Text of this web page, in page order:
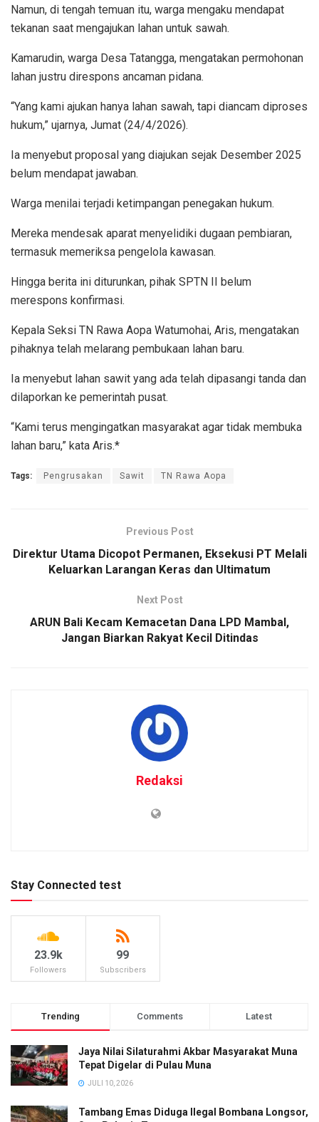
Namun, di tengah temuan itu, warga mengaku mendapat
tekanan saat mengajukan lahan untuk sawah.
Kamarudin, warga Desa Tatangga, mengatakan permohonan
lahan justru direspons ancaman pidana.
“Yang kami ajukan hanya lahan sawah, tapi diancam diproses
hukum,” ujarnya, Jumat (24/4/2026).
Ia menyebut proposal yang diajukan sejak Desember 2025
belum mendapat jawaban.
Warga menilai terjadi ketimpangan penegakan hukum.
Mereka mendesak aparat menyelidiki dugaan pembiaran,
termasuk memeriksa pengelola kawasan.
Hingga berita ini diturunkan, pihak SPTN II belum
merespons konfirmasi.
Kepala Seksi TN Rawa Aopa Watumohai, Aris, mengatakan
pihaknya telah melarang pembukaan lahan baru.
Ia menyebut lahan sawit yang ada telah dipasangi tanda dan
dilaporkan ke pemerintah pusat.
“Kami terus mengingatkan masyarakat agar tidak membuka
lahan baru,” kata Aris.*
Tags: Pengrusakan Sawit TN Rawa Aopa
Previous Post
Direktur Utama Dicopot Permanen, Eksekusi PT Melali
Keluarkan Larangan Keras dan Ultimatum
Next Post
ARUN Bali Kecam Kemacetan Dana LPD Mambal,
Jangan Biarkan Rakyat Kecil Ditindas
Redaksi
Stay Connected test
23.9k
Followers
99
Subscribers
Trending Comments Latest
Jaya Nilai Silaturahmi Akbar Masyarakat Muna
Tepat Digelar di Pulau Muna
JULI 10, 2026
Tambang Emas Diduga Ilegal Bombana Longsor,